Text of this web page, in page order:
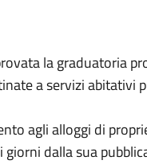
la graduatoria
a servizi abitativi
agli alloggi di
dalla sua